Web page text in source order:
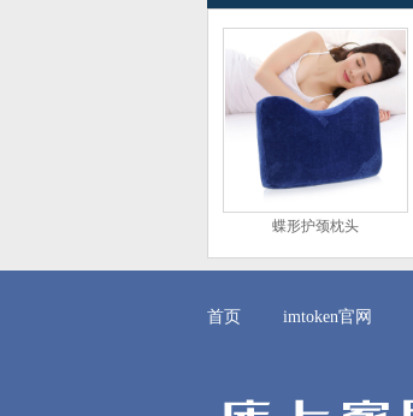
蝶形护颈枕头
首页 imtoken官网